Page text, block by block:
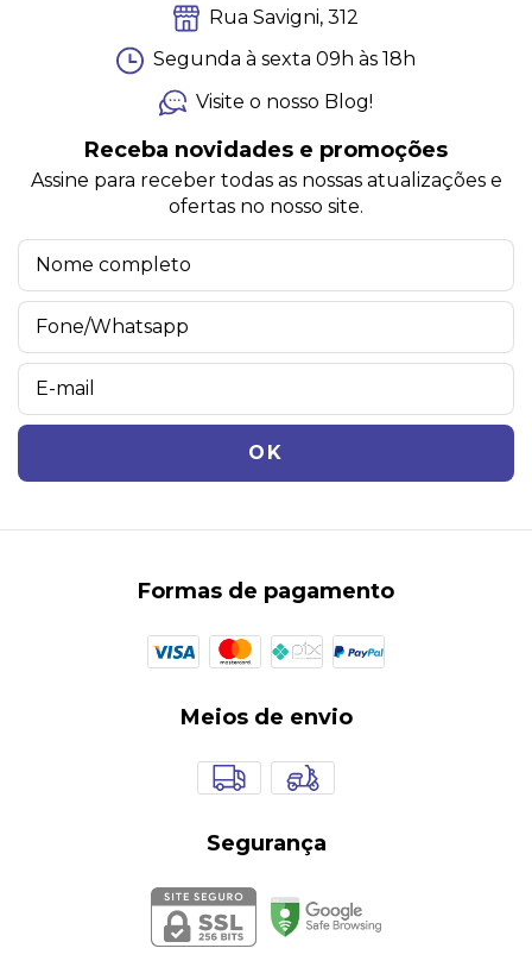
Rua Savigni, 312
Segunda à sexta 09h às 18h
Visite o nosso Blog!
Receba novidades e promoções
Assine para receber todas as nossas atualizações e
ofertas no nosso site.
Formas de pagamento
Meios de envio
Segurança